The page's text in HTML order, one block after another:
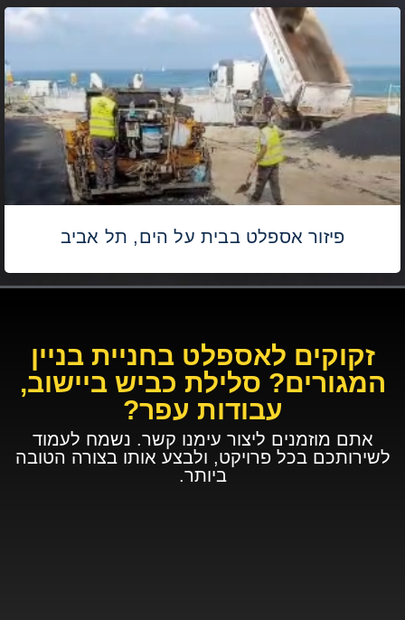
פיזור אספלט בבית על הים, תל אביב
זקוקים לאספלט בחניית בניין
המגורים? סלילת כביש ביישוב,
עבודות עפר?
אתם מוזמנים ליצור עימנו קשר. נשמח לעמוד
לשירותכם בכל פרויקט, ולבצע אותו בצורה הטובה
ביותר.